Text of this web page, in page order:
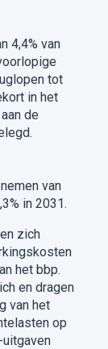
4,4% van
tot
in het
de
van
in 2031.
zich
het bbp.
en dragen
van het
op